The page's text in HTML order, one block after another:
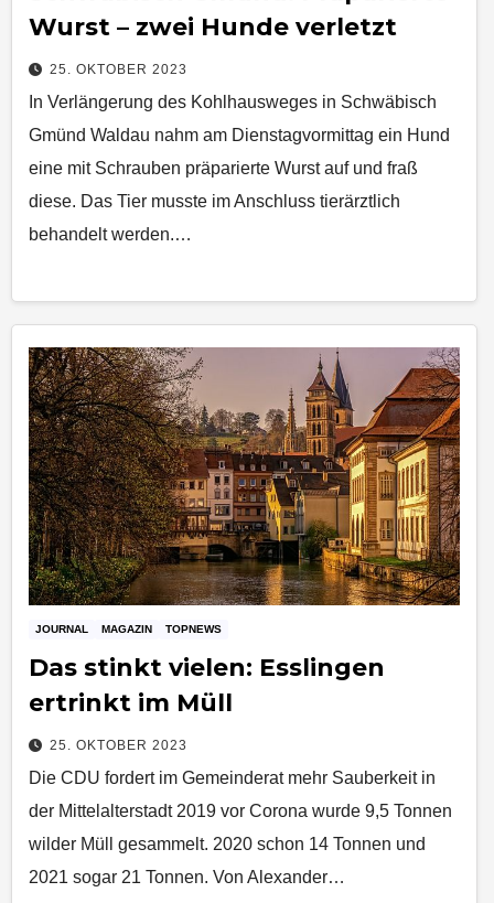
Wurst – zwei Hunde verletzt
25. OKTOBER 2023
In Verlängerung des Kohlhausweges in Schwäbisch
Gmünd Waldau nahm am Dienstagvormittag ein Hund
eine mit Schrauben präparierte Wurst auf und fraß
diese. Das Tier musste im Anschluss tierärztlich
behandelt werden.…
JOURNAL MAGAZIN TOPNEWS
Das stinkt vielen: Esslingen
ertrinkt im Müll
25. OKTOBER 2023
Die CDU fordert im Gemeinderat mehr Sauberkeit in
der Mittelalterstadt 2019 vor Corona wurde 9,5 Tonnen
wilder Müll gesammelt. 2020 schon 14 Tonnen und
2021 sogar 21 Tonnen. Von Alexander…